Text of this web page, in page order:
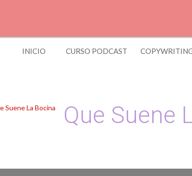
INICIO CURSO PODCAST
Que Suene